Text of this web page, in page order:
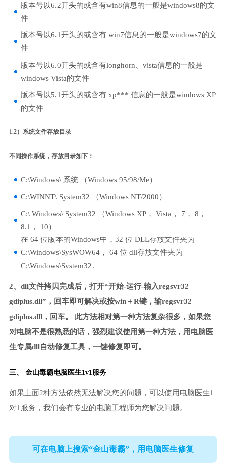
版本号以6.2开头的或含有win8信息的一般是windows8的文
件
版本号以6.1开头的或含有 win7信息的一般是windows7的文
件
版本号以6.0开头的或含有longhorn、vista信息的一般是
windows Vista的文件
版本号以5.1开头的或含有 xp*** 信息的一般是windows XP
的文件
1.2）系统文件存放目录
不同操作系统，存放目录如下：
C:\Windows\ 系统 （Windows 95/98/Me）
C:\WINNT\ System32 （Windows NT/2000）
C:\ Windows\ System32 （Windows XP， Vista， 7， 8，
8.1， 10）
在 64 位版本的Windows中，32 位 DLL存放文件夹为
C:\Windows\SysWOW64， 64 位 dll存放文件夹为
C:\Windows\System32。
2、dll文件拷贝完成后，打开“开始-运行-输入regsvr32
gdiplus.dll”，回车即可解决或按win＋R键，输regsvr32
gdiplus.dll，回车。 此方法相对第一种方法复杂很多，如果您
对电脑不是很熟悉的话，强烈建议使用第一种方法，用电脑医
生专属dll自动修复工具，一键修复即可。
三、 金山毒霸电脑医生1v1服务
如果上面2种方法依然无法解决您的问题，可以使用电脑医生1
对1服务，我们会有专业的电脑工程师为您解决问题。
可在电脑上搜索“金山毒霸”，用电脑医生修复